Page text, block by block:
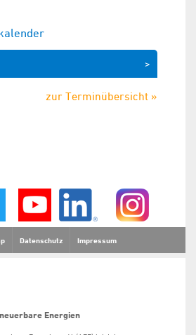
>
zur Terminübersicht »
Datenschutz Impressum
Energien